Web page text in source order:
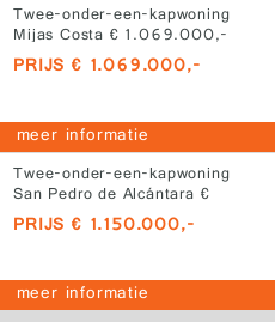
Twee-onder-een-kapwoning
Mijas Costa € 1.069.000,-
PRIJS € 1.069.000,-
meer informatie
Twee-onder-een-kapwoning
San Pedro de Alcántara €
1.150.000,-
PRIJS € 1.150.000,-
meer informatie